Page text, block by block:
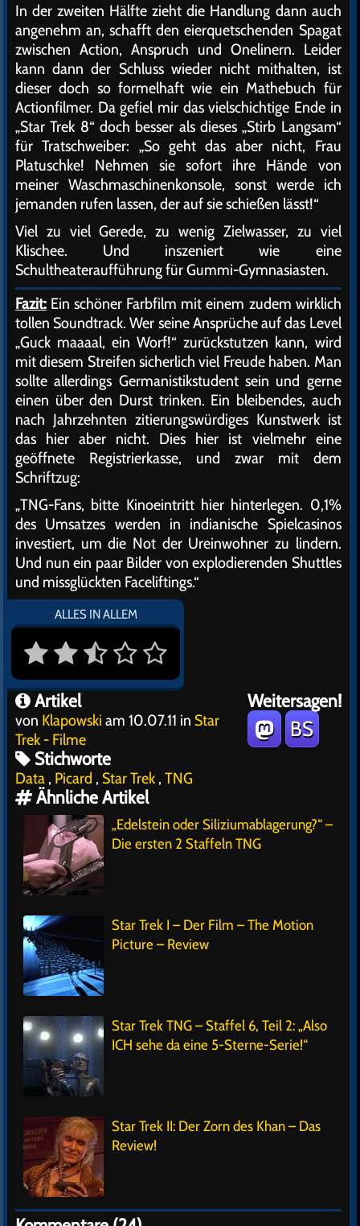
In der zweiten Hälfte zieht die Handlung dann auch
angenehm an, schafft den eierquetschenden Spagat
zwischen Action, Anspruch und Onelinern. Leider
kann dann der Schluss wieder nicht mithalten, ist
dieser doch so formelhaft wie ein Mathebuch für
Actionfilmer. Da gefiel mir das vielschichtige Ende in
„Star Trek 8“ doch besser als dieses „Stirb Langsam“
für Tratschweiber: „So geht das aber nicht, Frau
Platuschke! Nehmen sie sofort ihre Hände von
meiner Waschmaschinenkonsole, sonst werde ich
jemanden rufen lassen, der auf sie schießen lässt!“
Viel zu viel Gerede, zu wenig Zielwasser, zu viel
Klischee. Und inszeniert wie eine
Schultheateraufführung für Gummi-Gymnasiasten.
Fazit: Ein schöner Farbfilm mit einem zudem wirklich
tollen Soundtrack. Wer seine Ansprüche auf das Level
„Guck maaaal, ein Worf!“ zurückstutzen kann, wird
mit diesem Streifen sicherlich viel Freude haben. Man
sollte allerdings Germanistikstudent sein und gerne
einen über den Durst trinken. Ein bleibendes, auch
nach Jahrzehnten zitierungswürdiges Kunstwerk ist
das hier aber nicht. Dies hier ist vielmehr eine
geöffnete Registrierkasse, und zwar mit dem
Schriftzug:
„TNG-Fans, bitte Kinoeintritt hier hinterlegen. 0,1%
des Umsatzes werden in indianische Spielcasinos
investiert, um die Not der Ureinwohner zu lindern.
Und nun ein paar Bilder von explodierenden Shuttles
und missglückten Faceliftings.“
ALLES IN ALLEM
Weitersagen!
BS
Artikel
von Klapowski am 10.07.11 in Star
Trek - Filme
Stichworte
Data , Picard , Star Trek , TNG
Ähnliche Artikel
„Edelstein oder Siliziumablagerung?“ –
Die ersten 2 Staffeln TNG
Star Trek I – Der Film – The Motion
Picture – Review
Star Trek TNG – Staffel 6, Teil 2: „Also
ICH sehe da eine 5-Sterne-Serie!“
Star Trek II: Der Zorn des Khan – Das
Review!